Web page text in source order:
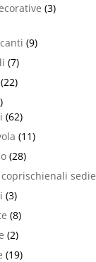
(3)
(9)
(7)
(22)
(62)
(11)
(28)
sedie
(3)
(8)
(2)
(19)